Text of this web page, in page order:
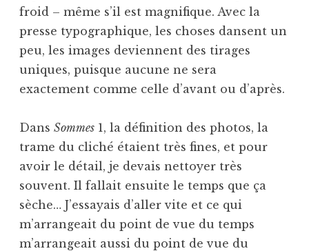
froid – même s’il est magnifique. Avec la
presse typographique, les choses dansent un
peu, les images deviennent des tirages
uniques, puisque aucune ne sera
exactement comme celle d’avant ou d’après.
Dans Sommes 1, la définition des photos, la
trame du cliché étaient très fines, et pour
avoir le détail, je devais nettoyer très
souvent. Il fallait ensuite le temps que ça
sèche… J’essayais d’aller vite et ce qui
m’arrangeait du point de vue du temps
m’arrangeait aussi du point de vue du